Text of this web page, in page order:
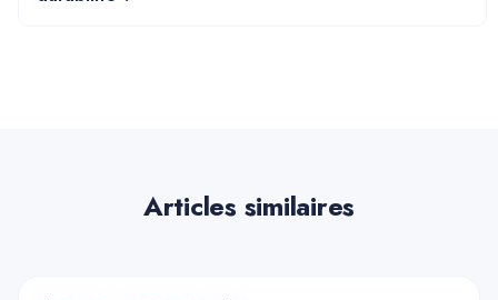
Articles similaires